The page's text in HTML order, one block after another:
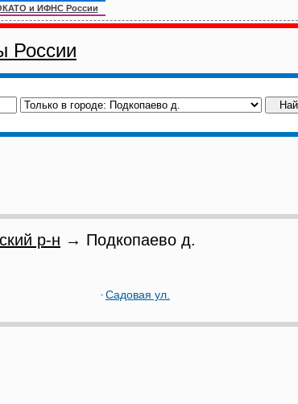
и ИФНС России
России
р-н → Подкопаево д.
Садовая ул.